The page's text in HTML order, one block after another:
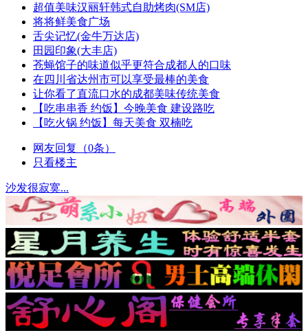
超值美味汉丽轩韩式自助烤肉(SM店)
将将鲜美食广场
舌尖记忆(金牛万达店)
田园印象(大丰店)
苍蝇馆子的味道似乎更符合成都人的口味
在四川省达州市可以享受最棒的美食
让你看了直流口水的成都美味传统美食
【吃串串香 约饭】今晚美食 建设路吃
【吃火锅 约饭】每天美食 双楠吃
网友回复（0条）
只看楼主
沙发很寂寞...